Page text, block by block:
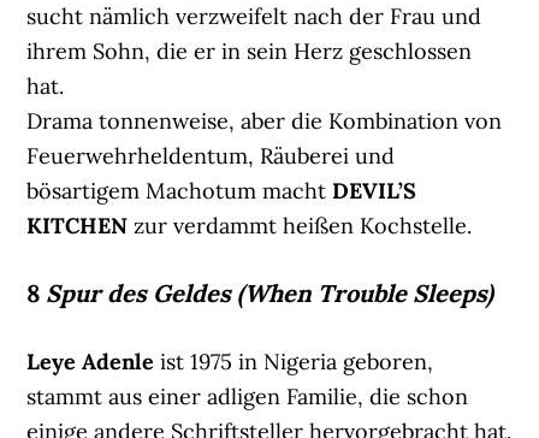
sucht nämlich verzweifelt nach der Frau und
ihrem Sohn, die er in sein Herz geschlossen
hat.
Drama tonnenweise, aber die Kombination von
Feuerwehrheldentum, Räuberei und
bösartigem Machotum machtDEVIL’S
KITCHENzur verdammt heißen Kochstelle.
8 Spur des Geldes (When Trouble Sleeps)
Leye Adenleist 1975 in Nigeria geboren,
stammt aus einer adligen Familie, die schon
einige andere Schriftsteller hervorgebracht hat.